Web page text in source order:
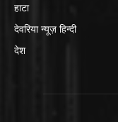
हाटा
देवरिया न्यूज़ हिन्दी
देश